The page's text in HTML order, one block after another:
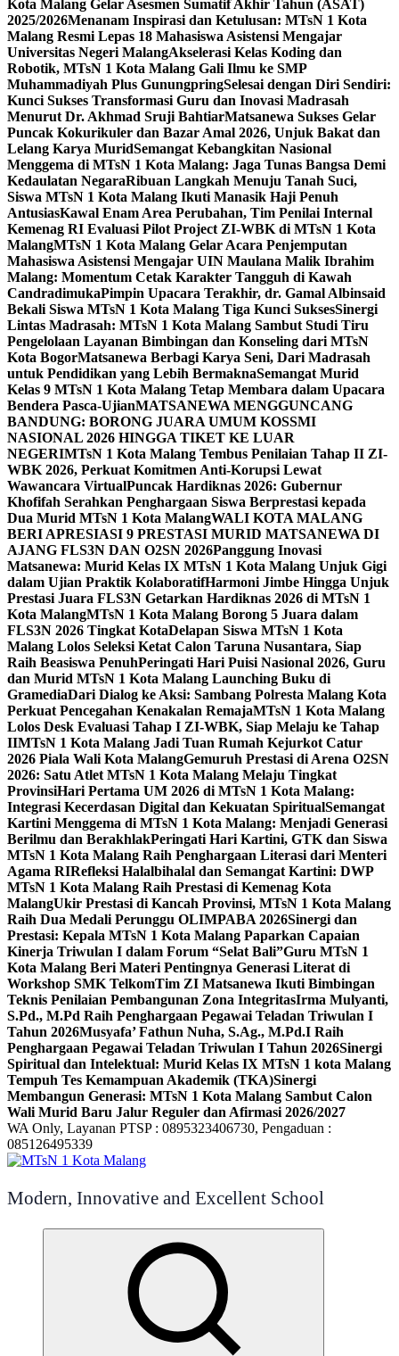
Kota Malang Gelar Asesmen Sumatif Akhir Tahun (ASAT)
2025/2026Menanam Inspirasi dan Ketulusan: MTsN 1 Kota
Malang Resmi Lepas 18 Mahasiswa Asistensi Mengajar
Universitas Negeri MalangAkselerasi Kelas Koding dan
Robotik, MTsN 1 Kota Malang Gali Ilmu ke SMP
Muhammadiyah Plus GunungpringSelesai dengan Diri Sendiri:
Kunci Sukses Transformasi Guru dan Inovasi Madrasah
Menurut Dr. Akhmad Sruji BahtiarMatsanewa Sukses Gelar
Puncak Kokurikuler dan Bazar Amal 2026, Unjuk Bakat dan
Lelang Karya MuridSemangat Kebangkitan Nasional
Menggema di MTsN 1 Kota Malang: Jaga Tunas Bangsa Demi
Kedaulatan NegaraRibuan Langkah Menuju Tanah Suci,
Siswa MTsN 1 Kota Malang Ikuti Manasik Haji Penuh
AntusiasKawal Enam Area Perubahan, Tim Penilai Internal
Kemenag RI Evaluasi Pilot Project ZI-WBK di MTsN 1 Kota
MalangMTsN 1 Kota Malang Gelar Acara Penjemputan
Mahasiswa Asistensi Mengajar UIN Maulana Malik Ibrahim
Malang: Momentum Cetak Karakter Tangguh di Kawah
CandradimukaPimpin Upacara Terakhir, dr. Gamal Albinsaid
Bekali Siswa MTsN 1 Kota Malang Tiga Kunci SuksesSinergi
Lintas Madrasah: MTsN 1 Kota Malang Sambut Studi Tiru
Pengelolaan Layanan Bimbingan dan Konseling dari MTsN
Kota BogorMatsanewa Berbagi Karya Seni, Dari Madrasah
untuk Pendidikan yang Lebih BermaknaSemangat Murid
Kelas 9 MTsN 1 Kota Malang Tetap Membara dalam Upacara
Bendera Pasca-UjianMATSANEWA MENGGUNCANG
BANDUNG: BORONG JUARA UMUM KOSSMI
NASIONAL 2026 HINGGA TIKET KE LUAR
NEGERIMTsN 1 Kota Malang Tembus Penilaian Tahap II ZI-
WBK 2026, Perkuat Komitmen Anti-Korupsi Lewat
Wawancara VirtualPuncak Hardiknas 2026: Gubernur
Khofifah Serahkan Penghargaan Siswa Berprestasi kepada
Dua Murid MTsN 1 Kota MalangWALI KOTA MALANG
BERI APRESIASI 9 PRESTASI MURID MATSANEWA DI
AJANG FLS3N DAN O2SN 2026Panggung Inovasi
Matsanewa: Murid Kelas IX MTsN 1 Kota Malang Unjuk Gigi
dalam Ujian Praktik KolaboratifHarmoni Jimbe Hingga Unjuk
Prestasi Juara FLS3N Getarkan Hardiknas 2026 di MTsN 1
Kota MalangMTsN 1 Kota Malang Borong 5 Juara dalam
FLS3N 2026 Tingkat KotaDelapan Siswa MTsN 1 Kota
Malang Lolos Seleksi Ketat Calon Taruna Nusantara, Siap
Raih Beasiswa PenuhPeringati Hari Puisi Nasional 2026, Guru
dan Murid MTsN 1 Kota Malang Launching Buku di
GramediaDari Dialog ke Aksi: Sambang Polresta Malang Kota
Perkuat Pencegahan Kenakalan RemajaMTsN 1 Kota Malang
Lolos Desk Evaluasi Tahap I ZI-WBK, Siap Melaju ke Tahap
IIMTsN 1 Kota Malang Jadi Tuan Rumah Kejurkot Catur
2026 Piala Wali Kota MalangGemuruh Prestasi di Arena O2SN
2026: Satu Atlet MTsN 1 Kota Malang Melaju Tingkat
ProvinsiHari Pertama UM 2026 di MTsN 1 Kota Malang:
Integrasi Kecerdasan Digital dan Kekuatan SpiritualSemangat
Kartini Menggema di MTsN 1 Kota Malang: Menjadi Generasi
Berilmu dan BerakhlakPeringati Hari Kartini, GTK dan Siswa
MTsN 1 Kota Malang Raih Penghargaan Literasi dari Menteri
Agama RIRefleksi Halalbihalal dan Semangat Kartini: DWP
MTsN 1 Kota Malang Raih Prestasi di Kemenag Kota
MalangUkir Prestasi di Kancah Provinsi, MTsN 1 Kota Malang
Raih Dua Medali Perunggu OLIMPABA 2026Sinergi dan
Prestasi: Kepala MTsN 1 Kota Malang Paparkan Capaian
Kinerja Triwulan I dalam Forum “Selat Bali”Guru MTsN 1
Kota Malang Beri Materi Pentingnya Generasi Literat di
Workshop SMK TelkomTim ZI Matsanewa Ikuti Bimbingan
Teknis Penilaian Pembangunan Zona IntegritasIrma Mulyanti,
S.Pd., M.Pd Raih Penghargaan Pegawai Teladan Triwulan I
Tahun 2026Musyafa’ Fathun Nuha, S.Ag., M.Pd.I Raih
Penghargaan Pegawai Teladan Triwulan I Tahun 2026Sinergi
Spiritual dan Intelektual: Murid Kelas IX MTsN 1 kota Malang
Tempuh Tes Kemampuan Akademik (TKA)Sinergi
Membangun Generasi: MTsN 1 Kota Malang Sambut Calon
Wali Murid Baru Jalur Reguler dan Afirmasi 2026/2027
WA Only, Layanan PTSP : 0895323406730, Pengaduan :
085126495339
Modern, Innovative and Excellent School